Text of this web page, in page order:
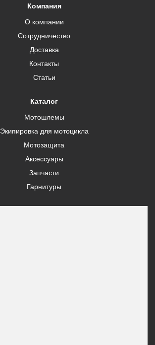
Компания
О компании
Сотрудничество
Доставка
Контакты
Статьи
Каталог
Мотошлемы
Экипировка для мотоцикла
Мотозащита
Аксессуары
Запчасти
Гарнитуры